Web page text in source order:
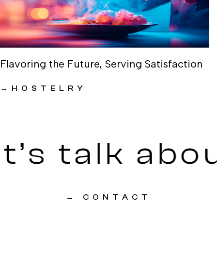
Flavoring the Future, Serving Satisfaction
→ HOSTELRY
talk
→ CONTACT